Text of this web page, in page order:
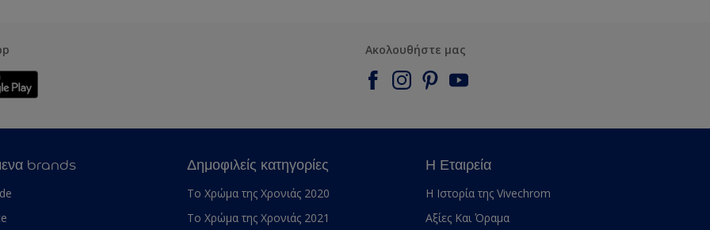
Ακολουθήστε μας
brands Δημοφιλείς κατηγορίες
Το Χρώμα της Χρονιάς 2020
Το Χρώμα της Χρονιάς 2021
Η Εταιρεία
Η Ιστορία της Vivechrom
Αξίες Και Όραμα